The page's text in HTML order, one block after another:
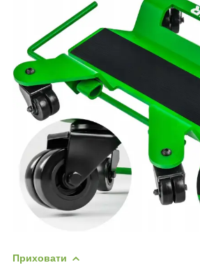
Приховати